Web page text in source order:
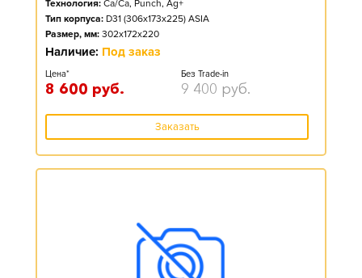
Технология: Ca/Ca, Punch, Ag+
Тип корпуса: D31 (306x173x225) ASIA
Размер, мм: 302x172x220
Наличие: Под заказ
Цена*
8 600 руб.
Без Trade-in
9 400 руб.
Заказать